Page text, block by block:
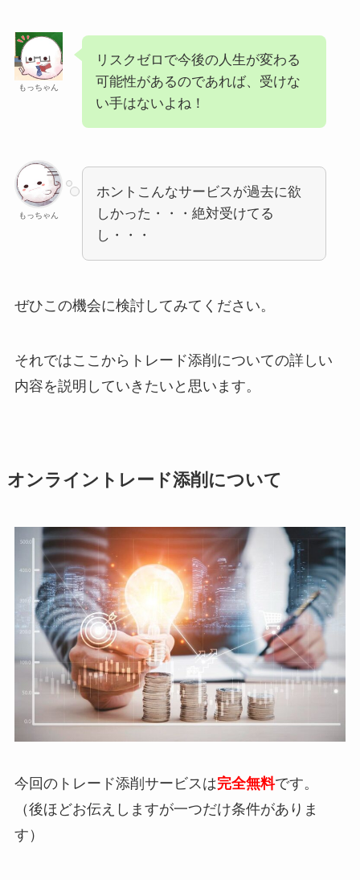
もっちゃん
リスクゼロで今後の人生が変わる
可能性があるのであれば、受けな
い手はないよね！
もっちゃん
ホントこんなサービスが過去に欲
しかった・・・絶対受けてる
し・・・
ぜひこの機会に検討してみてください。
それではここからトレード添削についての詳しい
内容を説明していきたいと思います。
オンライントレード添削について
今回のトレード添削サービスは完全無料です。
（後ほどお伝えしますが一つだけ条件がありま
す）